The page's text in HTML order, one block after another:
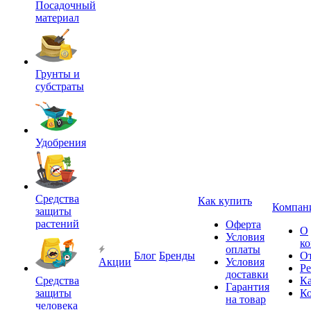
Посадочный
материал
Грунты и
субстраты
Удобрения
Средства
защиты
растений
Средства
защиты
человека
Акции
Блог Бренды
Как купить
Оферта
Условия
оплаты
Условия
доставки
Гарантия
на товар
О